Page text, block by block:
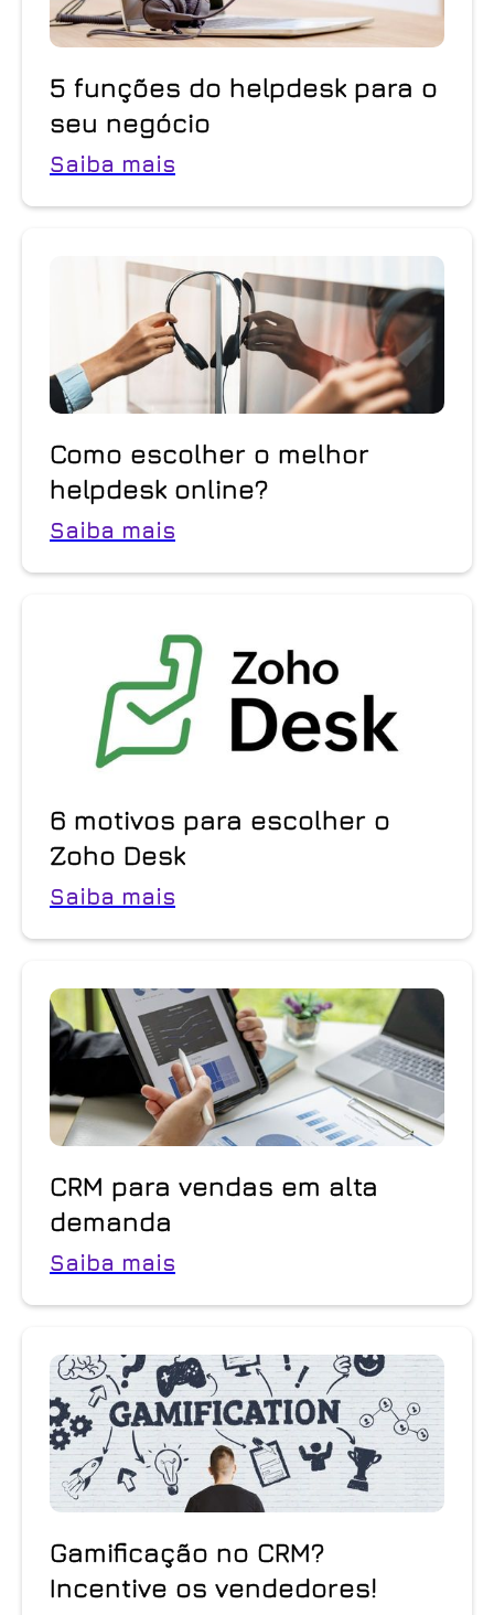
5 funções do helpdesk para o
seu negócio
Saiba mais
Como escolher o melhor
helpdesk online?
Saiba mais
6 motivos para escolher o
Zoho Desk
Saiba mais
CRM para vendas em alta
demanda
Saiba mais
Gamificação no CRM?
Incentive os vendedores!